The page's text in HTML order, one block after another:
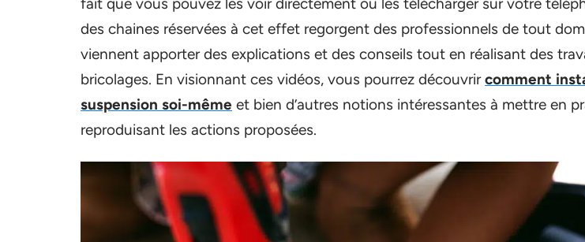
des chaines réservées à cet effet regorgent des professionnels de tout
viennent apporter des explications et des conseils tout en réalisant des
bricolages. En visionnant ces vidéos, vous pourrez découvrircomment
suspension soi-même et bien d’autres notions intéressantes à mettre en
reproduisant les actions proposées.